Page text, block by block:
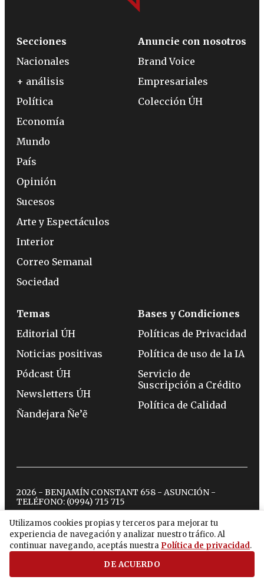
Utilizamos cookies propias y terceros para mejorar tu
experiencia de navegación y analizar nuestro tráfico. Al
continuar navegando, aceptás nuestra Política de privacidad.
DE ACUERDO
Secciones
Nacionales
+ análisis
Política
Economía
Mundo
País
Opinión
Sucesos
Arte y Espectáculos
Interior
Correo Semanal
Sociedad
Anuncie con nosotros
Brand Voice
Empresariales
Colección ÚH
Temas
Editorial ÚH
Noticias positivas
Pódcast ÚH
Newsletters ÚH
Ñandejara Ñe’ẽ
Bases y Condiciones
Políticas de Privacidad
Política de uso de la IA
Servicio de
Suscripción a Crédito
Política de Calidad
2026 - BENJAMÍN CONSTANT 658 - ASUNCIÓN -
TELÉFONO: (0994) 715 715
twitterinstagram
facebook
tiktokyoutubespotify